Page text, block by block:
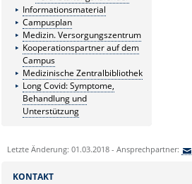
Informationsmaterial
Campusplan
Medizin. Versorgungszentrum
Kooperationspartner auf dem
Campus
Medizinische Zentralbibliothek
Long Covid: Symptome,
Behandlung und
Unterstützung
Letzte Änderung: 01.03.2018 - Ansprechpartner:
KONTAKT